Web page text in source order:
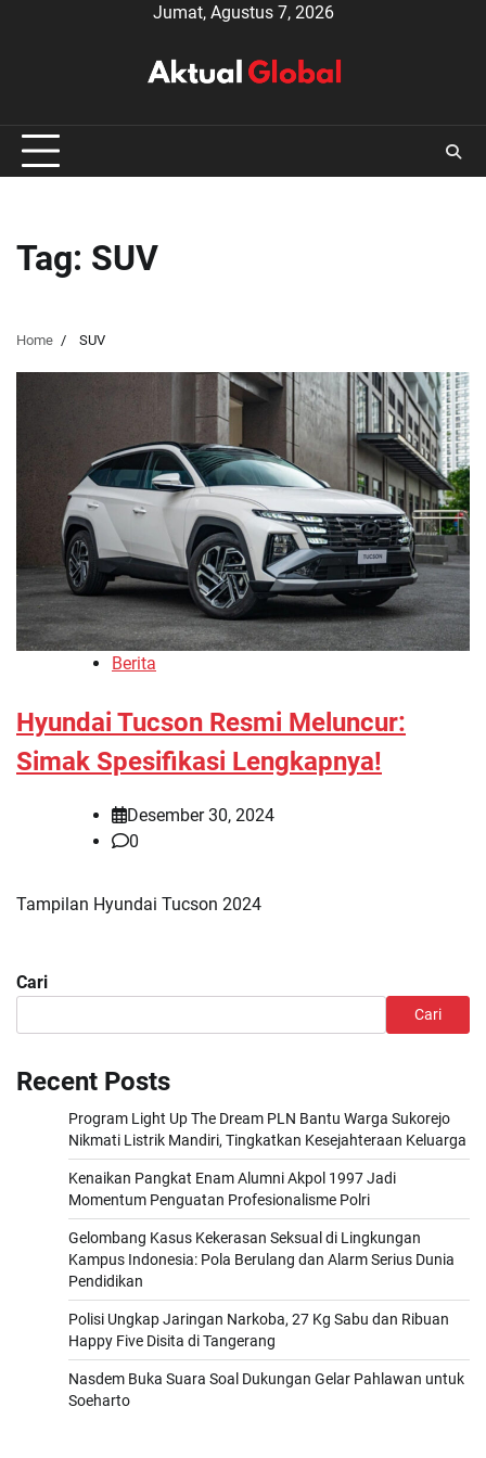
Jumat, Agustus 7, 2026
Tag: SUV
Home SUV
Berita
Hyundai Tucson Resmi Meluncur:
Simak Spesifikasi Lengkapnya!
Desember 30, 2024
0
Tampilan Hyundai Tucson 2024
Cari
Cari
Recent Posts
Program Light Up The Dream PLN Bantu Warga Sukorejo
Nikmati Listrik Mandiri, Tingkatkan Kesejahteraan Keluarga
Kenaikan Pangkat Enam Alumni Akpol 1997 Jadi
Momentum Penguatan Profesionalisme Polri
Gelombang Kasus Kekerasan Seksual di Lingkungan
Kampus Indonesia: Pola Berulang dan Alarm Serius Dunia
Pendidikan
Polisi Ungkap Jaringan Narkoba, 27 Kg Sabu dan Ribuan
Happy Five Disita di Tangerang
Nasdem Buka Suara Soal Dukungan Gelar Pahlawan untuk
Soeharto